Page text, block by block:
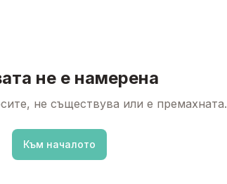
не е намерена
не съществува или е премахната.
Към началото